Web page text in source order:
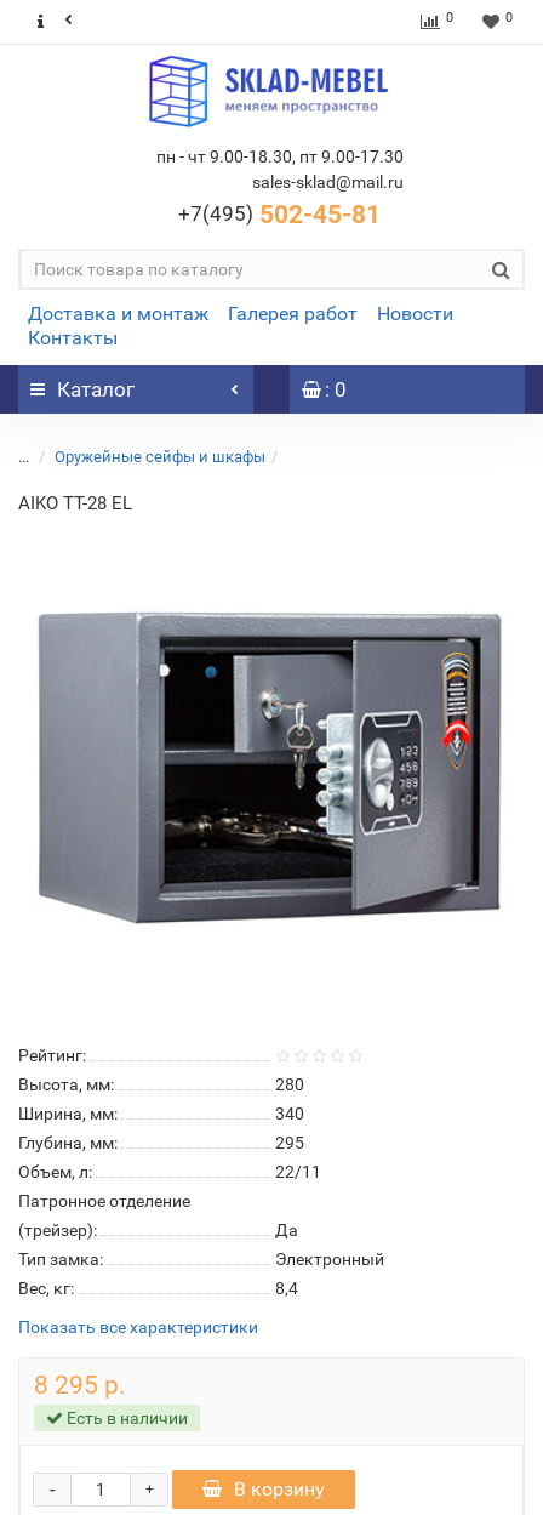
0 0
пн - чт 9.00-18.30, пт 9.00-17.30
sales-sklad@mail.ru
+7(495) 502-45-81
Доставка и монтаж Галерея работ
Новости
Контакты
Каталог : 0
... Оружейные сейфы и шкафы
AIKO TT-28 EL
Рейтинг:
Высота, мм:
280
Ширина, мм:
340
Глубина, мм:
295
Объем, л:
22/11
Патронное отделение
(трейзер):
Да
Тип замка:
Электронный
Вес, кг:
8,4
Показать все характеристики
8 295 р.
Есть в наличии
+
- В корзину